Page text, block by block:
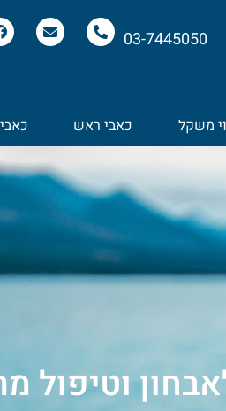
03-7445050
משקל כאבי ראש
וטיפול